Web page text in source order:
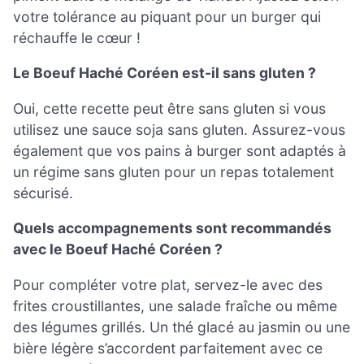
votre tolérance au piquant pour un burger qui
réchauffe le cœur !
Le Boeuf Haché Coréen est-il sans gluten ?
Oui, cette recette peut être sans gluten si vous
utilisez une sauce soja sans gluten. Assurez-vous
également que vos pains à burger sont adaptés à
un régime sans gluten pour un repas totalement
sécurisé.
Quels accompagnements sont recommandés
avec le Boeuf Haché Coréen ?
Pour compléter votre plat, servez-le avec des
frites croustillantes, une salade fraîche ou même
des légumes grillés. Un thé glacé au jasmin ou une
bière légère s’accordent parfaitement avec ce